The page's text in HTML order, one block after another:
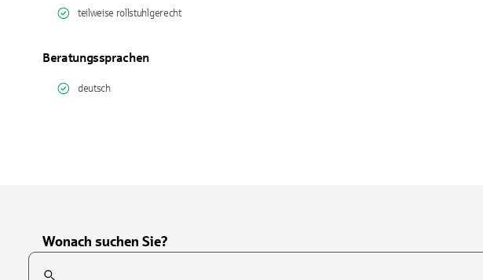
teilweise rollstuhlgerecht
Beratungssprachen
deutsch
Wonach suchen Sie?
Suchfeld